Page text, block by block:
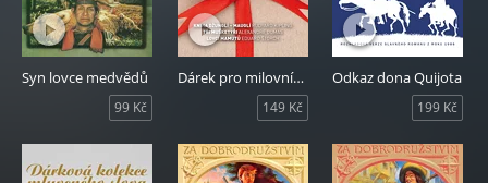
Syn lovce medvědů
99 Kč
Dárek pro milovníky mluveného slova
149 Kč
Odkaz dona Quijota
199 Kč